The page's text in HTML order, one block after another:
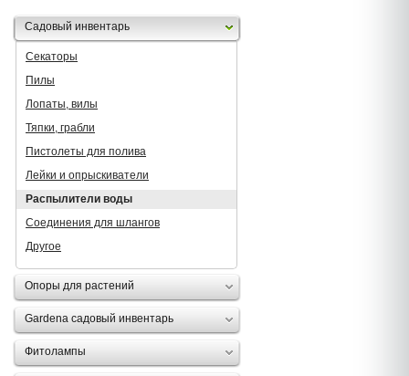
Садовый инвентарь
Секаторы
Пилы
Лопаты, вилы
Тяпки, грабли
Пистолеты для полива
Лейки и опрыскиватели
Распылители воды
Соединения для шлангов
Другое
Опоры для растений
Gardena садовый инвентарь
Фитолампы